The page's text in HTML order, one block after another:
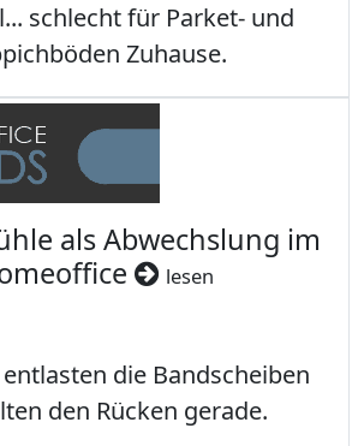
schlecht für Parket- und
Zuhause.
als Abwechslung im
lesen
die Bandscheiben
den Rücken gerade.